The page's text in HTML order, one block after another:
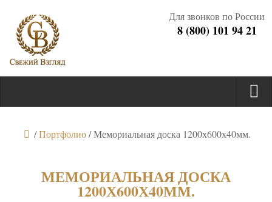
Для звонков по России
8 (800) 101 94 21
/Портфолио /Мемориальная доска 1200х600х40мм.
МЕМОРИАЛЬНАЯ ДОСКА
1200Х600Х40ММ.